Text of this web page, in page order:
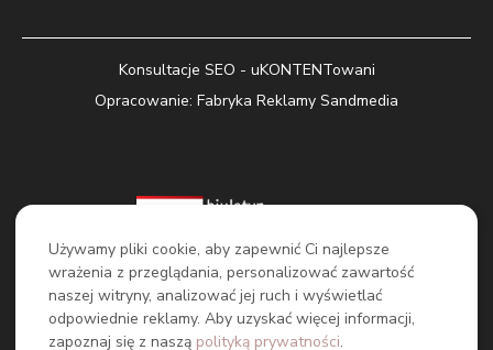
Konsultacje SEO - uKONTENTowani
Opracowanie: Fabryka Reklamy Sandmedia
Używamy pliki cookie, aby zapewnić Ci najlepsze
wrażenia z przeglądania, personalizować zawartość
naszej witryny, analizować jej ruch i wyświetlać
odpowiednie reklamy. Aby uzyskać więcej informacji,
zapoznaj się z naszą polityką prywatności.